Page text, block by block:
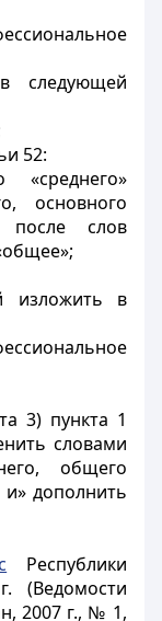
следующей
52:
основного
после слов
изложить в
3) пункта 1
словами
общего
и» дополнить
Республики
(Ведомости
2007 г., № 1,